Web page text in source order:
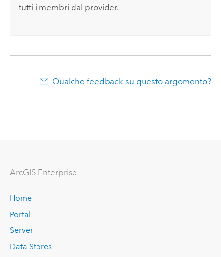
tutti i membri dal provider.
Qualche feedback su questo argomento?
ArcGIS Enterprise
Home
Portal
Server
Data Stores